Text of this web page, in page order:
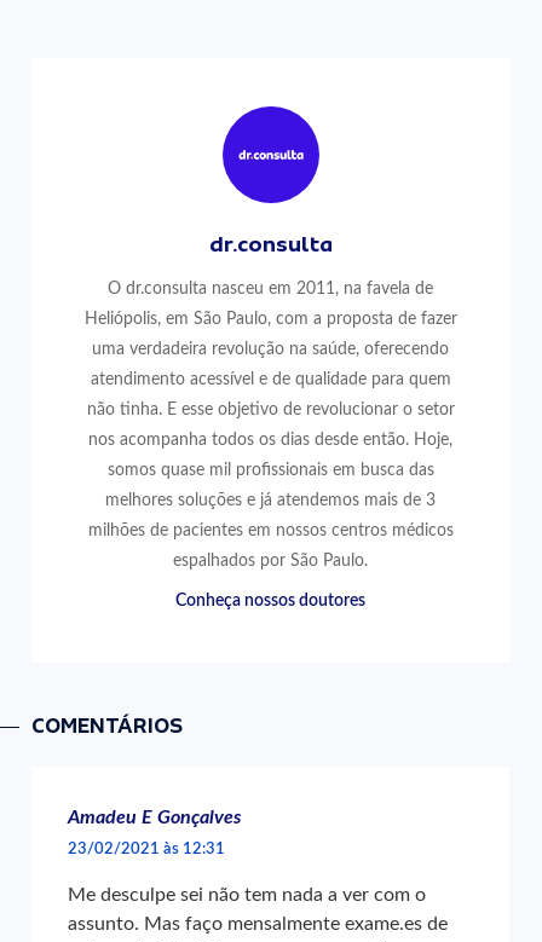
dr.consulta
O dr.consulta nasceu em 2011, na favela de
Heliópolis, em São Paulo, com a proposta de fazer
uma verdadeira revolução na saúde, oferecendo
atendimento acessível e de qualidade para quem
não tinha. E esse objetivo de revolucionar o setor
nos acompanha todos os dias desde então. Hoje,
somos quase mil profissionais em busca das
melhores soluções e já atendemos mais de 3
milhões de pacientes em nossos centros médicos
espalhados por São Paulo.
Conheça nossos doutores
COMENTÁRIOS
Amadeu E Gonçalves
23/02/2021 às 12:31
Me desculpe sei não tem nada a ver com o
assunto. Mas faço mensalmente exame.es de